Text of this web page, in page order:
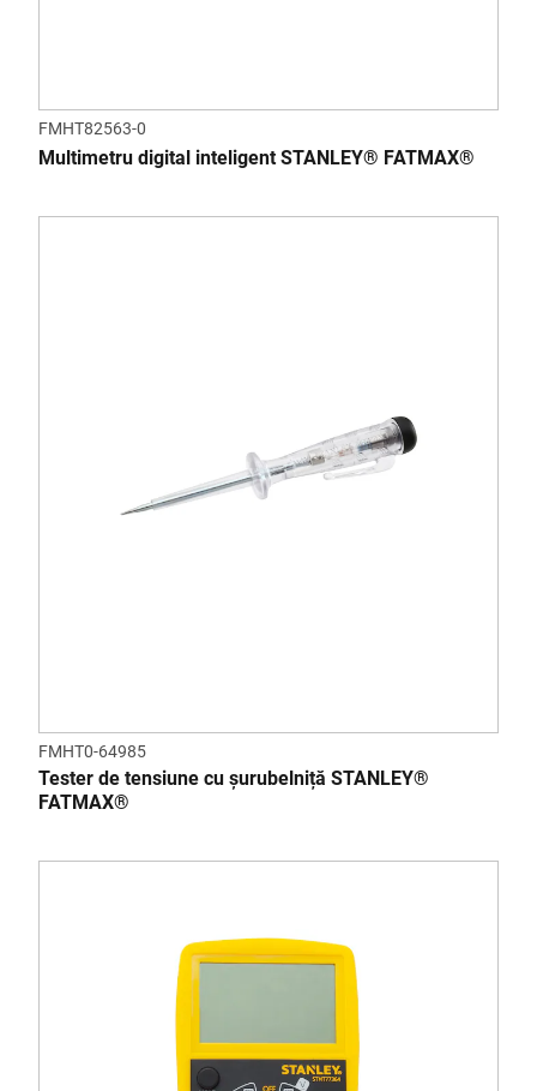
FMHT82563-0
Multimetru digital inteligent STANLEY® FATMAX®
FMHT0-64985
Tester de tensiune cu șurubelniță STANLEY®
FATMAX®